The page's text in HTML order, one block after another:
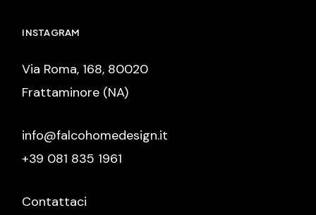
INSTAGRAM
Via Roma, 168, 80020
Frattaminore (NA)
info@falcohomedesign.it
+39 081 835 1961
Contattaci